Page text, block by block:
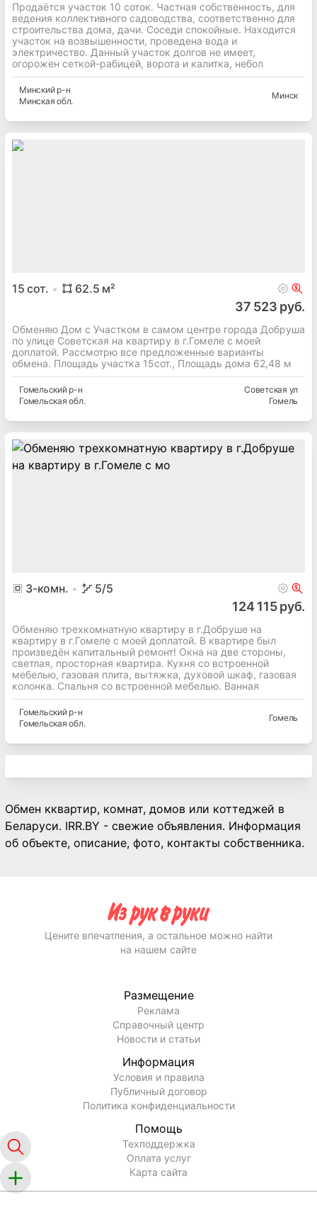
Продаётся участок 10 соток. Частная собственность, для
ведения коллективного садоводства, соответственно для
строительства дома, дачи. Соседи спокойные. Находится
участок на возвышенности, проведена вода и
электричество. Данный участок долгов не имеет,
огорожен сеткой-рабицей, ворота и калитка, небол
Минскийр-н
Минская обл.
Минск
15 сот. 62.5 м²
37 523 руб.
Обменяю Дом с Участком в самом центре города Добруша
по улице Советская на квартиру в г.Гомеле с моей
доплатой. Рассмотрю все предложенные варианты
обмена. Площадь участка 15сот., Площадь дома 62,48 м
Гомельскийр-н
Гомельская обл.
Советская ул
Гомель
3-комн. 5/5
124 115 руб.
Обменяю трехкомнатную квартиру в г.Добруше на
квартиру в г.Гомеле с моей доплатой. В квартире был
произведён капитальный ремонт! Окна на две стороны,
светлая, просторная квартира. Кухня со встроенной
мебелью, газовая плита, вытяжка, духовой шкаф, газовая
колонка. Спальня со встроенной мебелью. Ванная
Гомельскийр-н
Гомельская обл.
Гомель
Обмен кквартир, комнат, домов или коттеджей в
Беларуси. IRR.BY - свежие объявления. Информация
об объекте, описание, фото, контакты собственника.
Цените впечатления, а остальное можно найти
на нашем сайте
Размещение
Реклама
Справочный центр
Новости и статьи
Информация
Условия и правила
Публичный договор
Политика конфиденциальности
Помощь
Техподдержка
Оплата услуг
Карта сайта